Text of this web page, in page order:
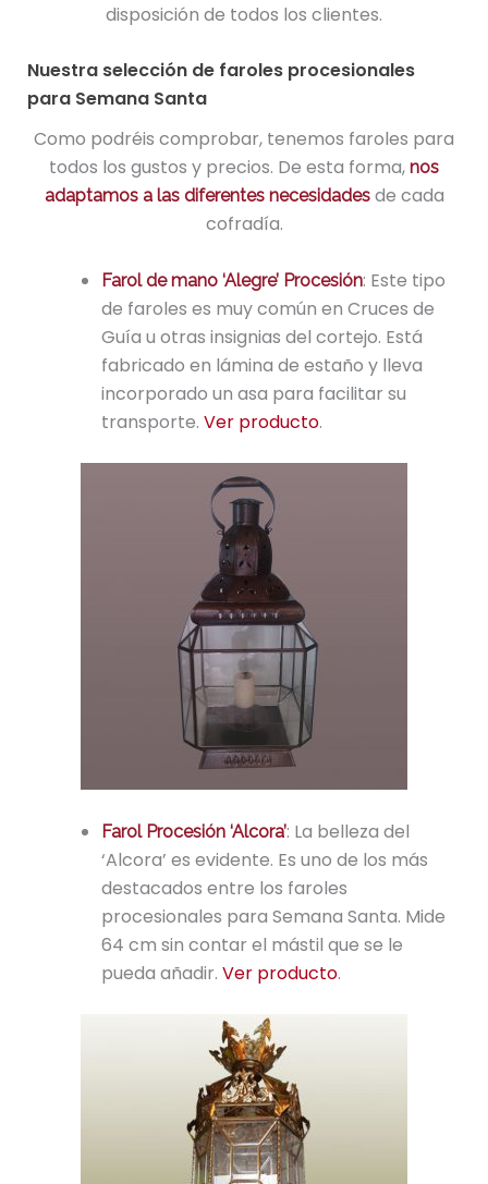
disposición de todos los clientes.
Nuestra selección de faroles procesionales
para Semana Santa
Como podréis comprobar, tenemos faroles para
todos los gustos y precios. De esta forma, nos
adaptamos a las diferentes necesidadesde cada
cofradía.
Farol de mano ‘Alegre’ Procesión: Este tipo
de faroles es muy común en Cruces de
Guía u otras insignias del cortejo. Está
fabricado en lámina de estaño y lleva
incorporado un asa para facilitar su
transporte. Ver producto.
Farol Procesión ‘Alcora’: La belleza del
‘Alcora’ es evidente. Es uno de los más
destacados entre los faroles
procesionales para Semana Santa. Mide
64 cm sin contar el mástil que se le
pueda añadir. Ver producto.